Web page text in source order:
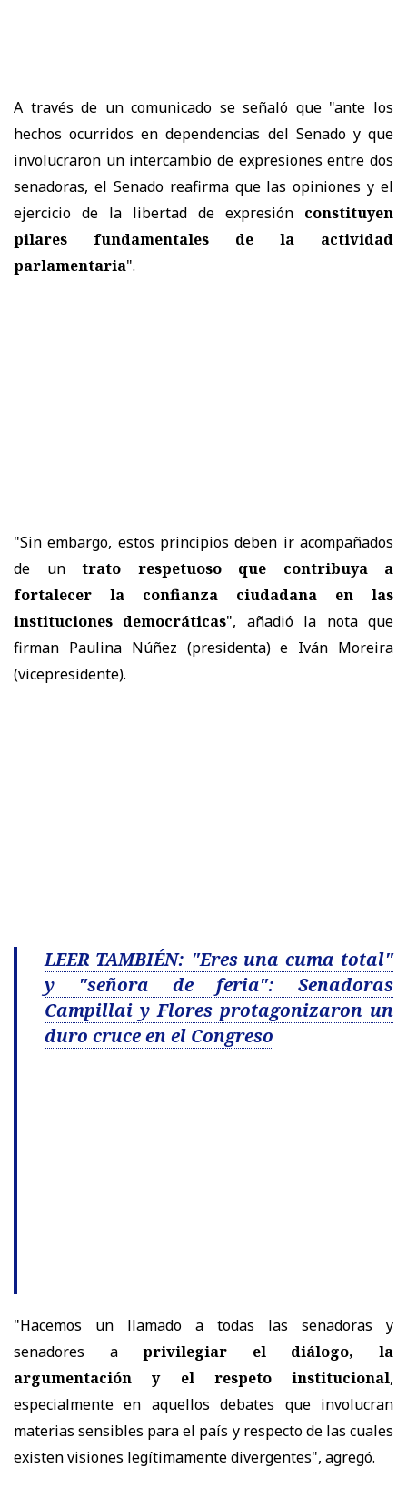
A través de un comunicado se señaló que "ante los
hechos ocurridos en dependencias del Senado y que
involucraron un intercambio de expresiones entre dos
senadoras, el Senado reafirma que las opiniones y el
ejercicio de la libertad de expresión constituyen
pilares fundamentales de la actividad
parlamentaria".
"Sin embargo, estos principios deben ir acompañados
de un trato respetuoso que contribuya a
fortalecer la confianza ciudadana en las
instituciones democráticas", añadió la nota que
firman Paulina Núñez (presidenta) e Iván Moreira
(vicepresidente).
LEER TAMBIÉN: "Eres una cuma total"
y "señora de feria": Senadoras
Campillai y Flores protagonizaron un
duro cruce en el Congreso
"Hacemos un llamado a todas las senadoras y
senadores aprivilegiar el diálogo, la
argumentación y el respeto institucional,
especialmente en aquellos debates que involucran
materias sensibles para el país y respecto de las cuales
existen visiones legítimamente divergentes", agregó.